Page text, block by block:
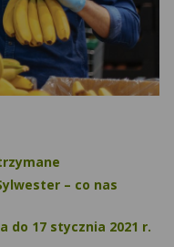
– co nas
do 17 stycznia 2021 r.
narzędzi
wRegulaminie